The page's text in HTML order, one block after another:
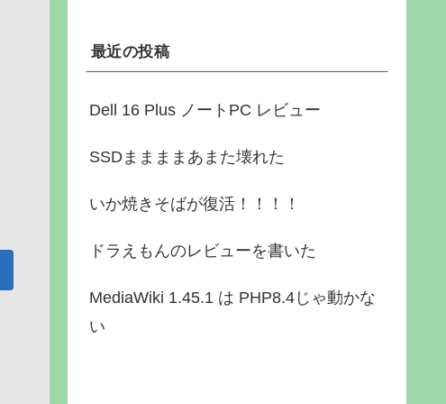
最近の投稿
Dell 16 Plus ノートPC レビュー
SSDままままあまた壊れた
いか焼きそばが復活！！！！
ドラえもんのレビューを書いた
MediaWiki 1.45.1 は PHP8.4じゃ動かな
い